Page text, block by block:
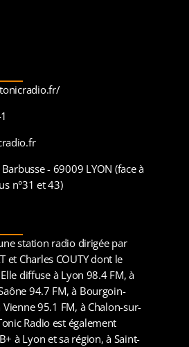
- 69009 LYON (face à
n°31 et 43)
station radio dirigée par
et Charles COUTY dont le
diffuse à Lyon 98.4 FM, à
94.7 FM, à Bourgoin-
Vienne 95.1 FM, à Chalon-sur-
Radio est également
à Lyon et sa région, à Saint-